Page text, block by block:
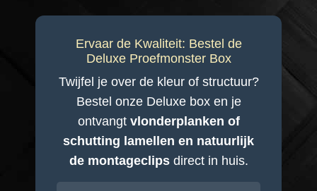
Ervaar de Kwaliteit: Bestel de
Deluxe Proefmonster Box
Twijfel je over de kleur of structuur?
Bestel onze Deluxe box en je
ontvangt vlonderplanken of
schutting lamellen en natuurlijk
de montageclipsdirect in huis.